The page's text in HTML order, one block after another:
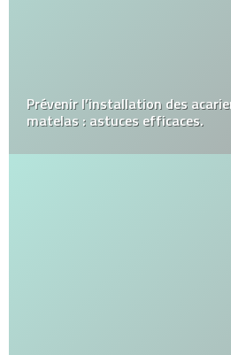
Prévenir l’installation des
matelas : astuces efficaces.